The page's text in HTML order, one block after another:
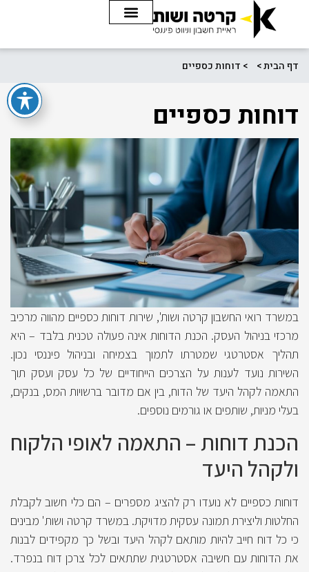
דף הבית >דוחות כספיים
דוחות כספיים
במשרד רואי החשבון קרטה ושות', שירות דוחות כספיים מהווה מרכיב
מרכזי בניהול העסק. הכנת הדוחות אינה פעולה טכנית בלבד – היא
תהליך אסטרטגי שמטרתו לתמוך בצמיחה ובניהול פיננסי נכון.
השירות נועד לענות על הצרכים הייחודיים של כל עסק ועסק תוך
התאמה לקהל היעד של הדוח, בין אם מדובר ברשויות המס, בנקים,
בעלי מניות, שותפים או גורמים נוספים.
הכנת דוחות – התאמה לאופי הלקוח
ולקהל היעד
דוחות כספיים לא נועדו רק להציג מספרים – הם כלי חשוב לקבלת
החלטות וליצירת תמונה עסקית מדויקת. במשרד קרטה ושות' מבינים
כי כל דוח חייב להיות מותאם לקהל היעד ובשל כך מקפידים לבנות
את הדוחות עם חשיבה אסטרטגית שתתאים לכל צרכן דוח בנפרד.